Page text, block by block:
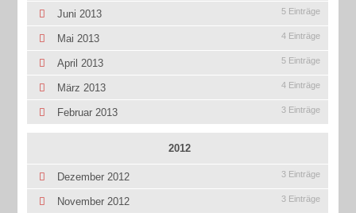
Juni 2013 5 Einträge
Mai 2013 4 Einträge
April 2013 5 Einträge
März 2013 4 Einträge
Februar 2013 3 Einträge
2012
Dezember 2012 3 Einträge
November 2012 3 Einträge